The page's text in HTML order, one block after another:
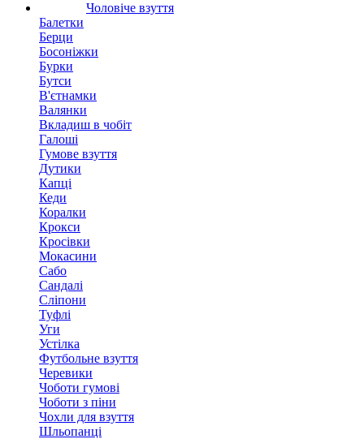
Чоловіче взуття
Балетки
Берци
Босоніжки
Бурки
Бутси
В'єтнамки
Валянки
Вкладиш в чобіт
Галоші
Гумове взуття
Дутики
Капці
Кеди
Коралки
Крокси
Кросівки
Мокасини
Сабо
Сандалі
Сліпони
Туфлі
Уги
Устілка
Футбольне взуття
Черевики
Чоботи гумові
Чоботи з піни
Чохли для взуття
Шльопанці